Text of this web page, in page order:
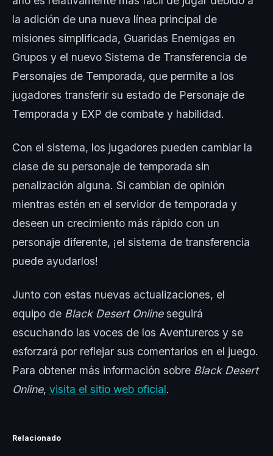
la adición de una nueva línea principal de
misiones simplificada, Guaridas Enemigas en
Grupos y el nuevo Sistema de Transferencia de
Personajes de Temporada, que permite a los
jugadores transferir su estado de Personaje de
Temporada y EXP de combate y habilidad.
Con el sistema, los jugadores pueden cambiar la
clase de su personaje de temporada sin
penalización alguna. Si cambian de opinión
mientras estén en el servidor de temporada y
deseen un crecimiento más rápido con un
personaje diferente, ¡el sistema de transferencia
puede ayudarlos!
Junto con estas nuevas actualizaciones, el
equipo de Black Desert Onlineseguirá
escuchando las voces de los Aventureros y se
esforzará por reflejar sus comentarios en el juego.
Para obtener más información sobre Black Desert
Online, visita el sitio web oficial.
Relacionado